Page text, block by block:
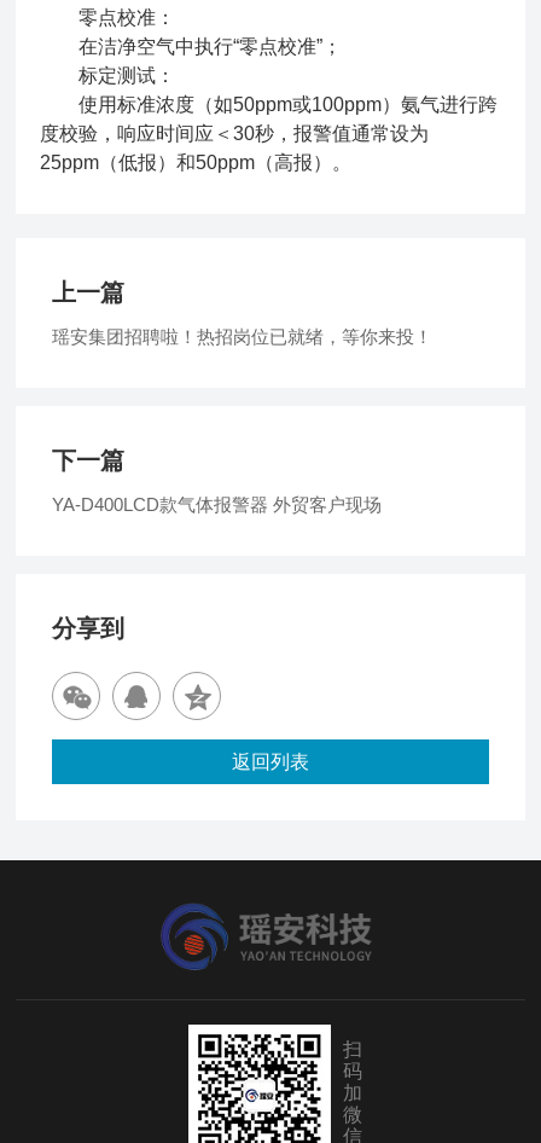
零点校准：
在洁净空气中执行“零点校准”；
标定测试：
使用标准浓度（如50ppm或100ppm）氨气进行跨
度校验，响应时间应＜30秒，报警值通常设为
25ppm（低报）和50ppm（高报）。
上一篇
瑶安集团招聘啦！热招岗位已就绪，等你来投！
下一篇
YA-D400LCD款气体报警器 外贸客户现场
分享到
返回列表
扫
码
加
微
信